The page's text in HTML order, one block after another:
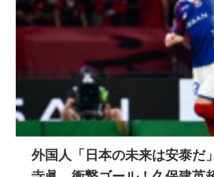
外国人「日本の未来は安泰だ